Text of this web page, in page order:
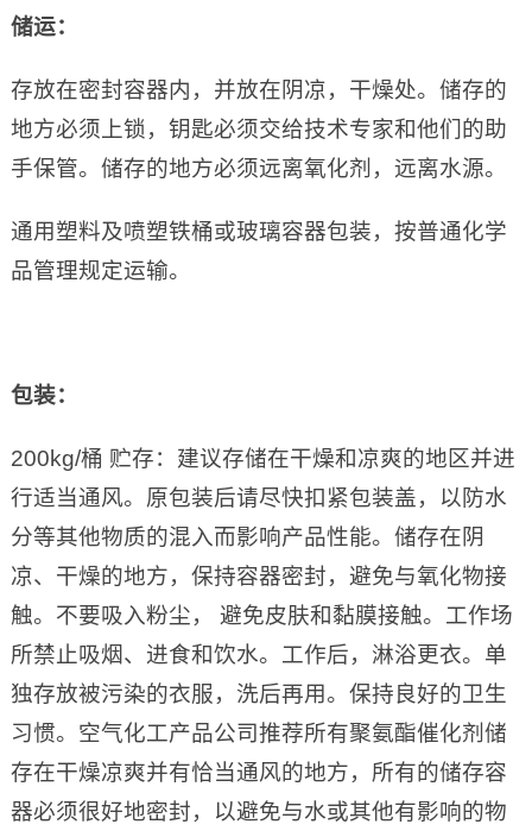
储运：
存放在密封容器内，并放在阴凉，干燥处。储存的
地方必须上锁，钥匙必须交给技术专家和他们的助
手保管。储存的地方必须远离氧化剂，远离水源。
通用塑料及喷塑铁桶或玻璃容器包装，按普通化学
品管理规定运输。
包装：
200kg/桶 贮存：建议存储在干燥和凉爽的地区并进
行适当通风。原包装后请尽快扣紧包装盖，以防水
分等其他物质的混入而影响产品性能。储存在阴
凉、干燥的地方，保持容器密封，避免与氧化物接
触。不要吸入粉尘， 避免皮肤和黏膜接触。工作场
所禁止吸烟、进食和饮水。工作后，淋浴更衣。单
独存放被污染的衣服，洗后再用。保持良好的卫生
习惯。空气化工产品公司推荐所有聚氨酯催化剂储
存在干燥凉爽并有恰当通风的地方，所有的储存容
器必须很好地密封，以避免与水或其他有影响的物